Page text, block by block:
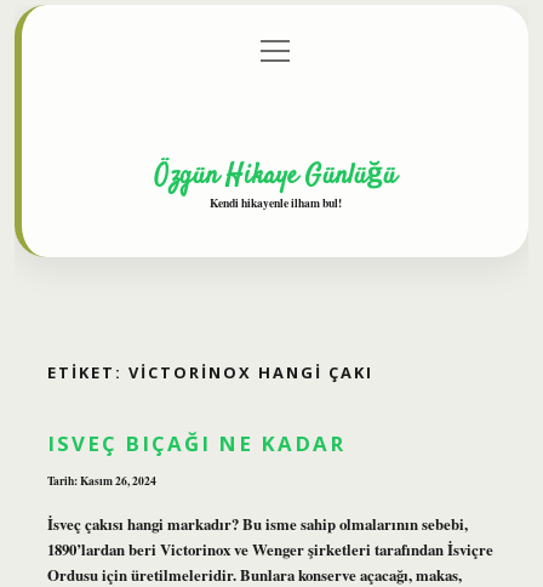
Gizlilik Politikası
menüyü
aç
Özgün Hikaye Günlüğü
Kendi hikayenle ilham bul!
ETIKET: VICTORINOX HANGI ÇAKI
ISVEÇ BIÇAĞI NE KADAR
Tarih: Kasım 26, 2024
İsveç çakısı hangi markadır? Bu isme sahip olmalarının sebebi,
1890’lardan beri Victorinox ve Wenger şirketleri tarafından İsviçre
Ordusu için üretilmeleridir. Bunlara konserve açacağı, makas,